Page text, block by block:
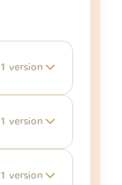
1 version
1 version
1 version